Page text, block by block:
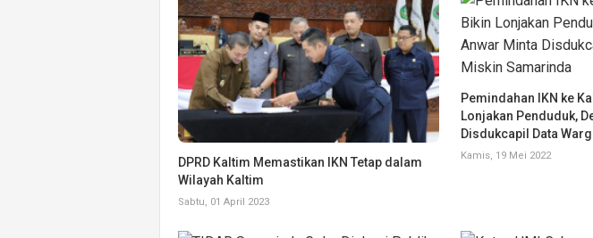
DPRD Kaltim Memastikan IKN Tetap dalam
Wilayah Kaltim
Sabtu, 01 April 2023
Pemindahan IKN ke
Lonjakan Penduduk,
Disdukcapil Data
Kamis, 19 Mei 2022